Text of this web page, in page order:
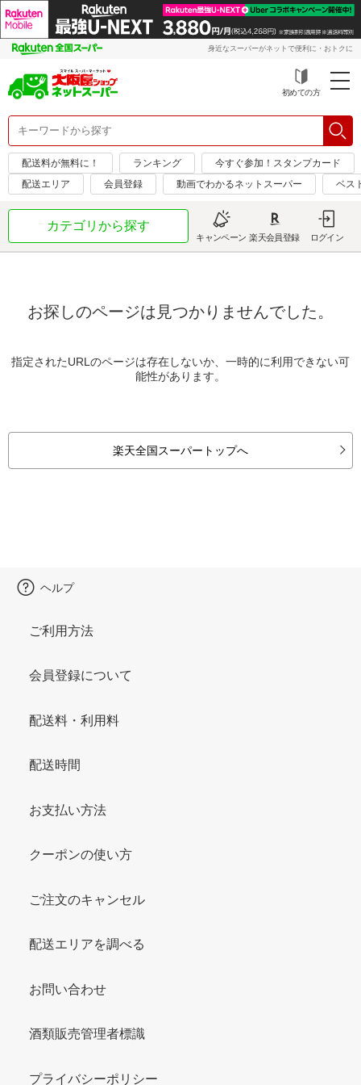
身近なスーパーがネットで便利に・おトクに
初めての方
配送料が無料に！ ランキング
今すぐ参加！スタンプカード
配送エリア
会員登録 動画でわかるネットスーパー ベス
カテゴリから探す
キャンペーン 楽天会員登録 ログイン
お探しのページは見つかりませんでした。
指定されたURLのページは存在しないか、一時的に利用できない可
能性があります。
楽天全国スーパートップへ
ヘルプ
ご利用方法
会員登録について
配送料・利用料
配送時間
お支払い方法
クーポンの使い方
ご注文のキャンセル
配送エリアを調べる
お問い合わせ
酒類販売管理者標識
プライバシーポリシー